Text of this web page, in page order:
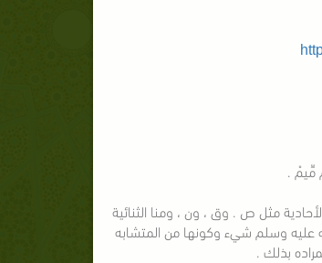
مِّيمْ .
مثل ص . وق ، ون ، ومنا الثنائية
عليه وسلم شيء وكونها من المتشابه
بذلك .